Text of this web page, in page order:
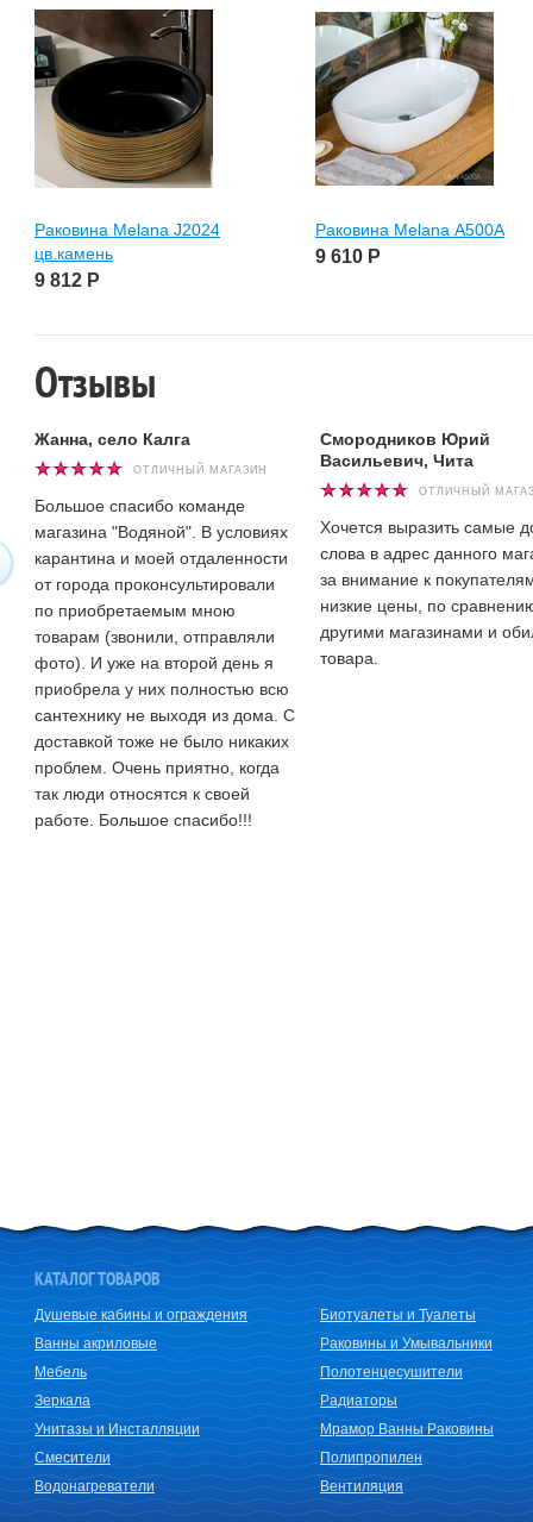
Раковина Melana J2024
цв.камень
9 812 Р
Раковина Melana А500А
9 610 Р
Отзывы
Жанна, село Калга
ОТЛИЧНЫЙ МАГАЗИН
Большое спасибо команде
магазина "Водяной". В условиях
карантина и моей отдаленности
от города проконсультировали
по приобретаемым мною
товарам (звонили, отправляли
фото). И уже на второй день я
приобрела у них полностью всю
сантехнику не выходя из дома. С
доставкой тоже не было никаких
проблем. Очень приятно, когда
так люди относятся к своей
работе. Большое спасибо!!!
Смородников Юрий
Васильевич, Чита
ОТЛИЧНЫЙ
Хочется выразить самые
слова в адрес данного
за внимание к
низкие цены, по
другими магазинами и
товара.
КАТАЛОГ ТОВАРОВ
Душевые кабины и ограждения
Ванны акриловые
Мебель
Зеркала
Унитазы и Инсталляции
Смесители
Водонагреватели
Биотуалеты и Туалеты
Раковины и Умывальники
Полотенцесушители
Радиаторы
Мрамор Ванны Раковины
Полипропилен
Вентиляция